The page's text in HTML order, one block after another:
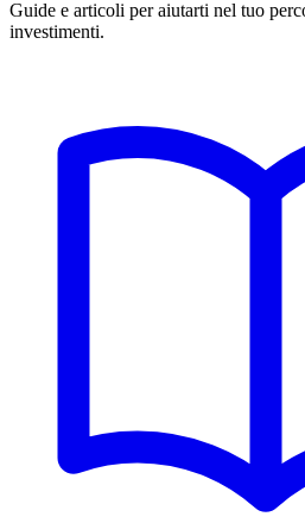
Guide e articoli per aiutarti nel tuo
investimenti.